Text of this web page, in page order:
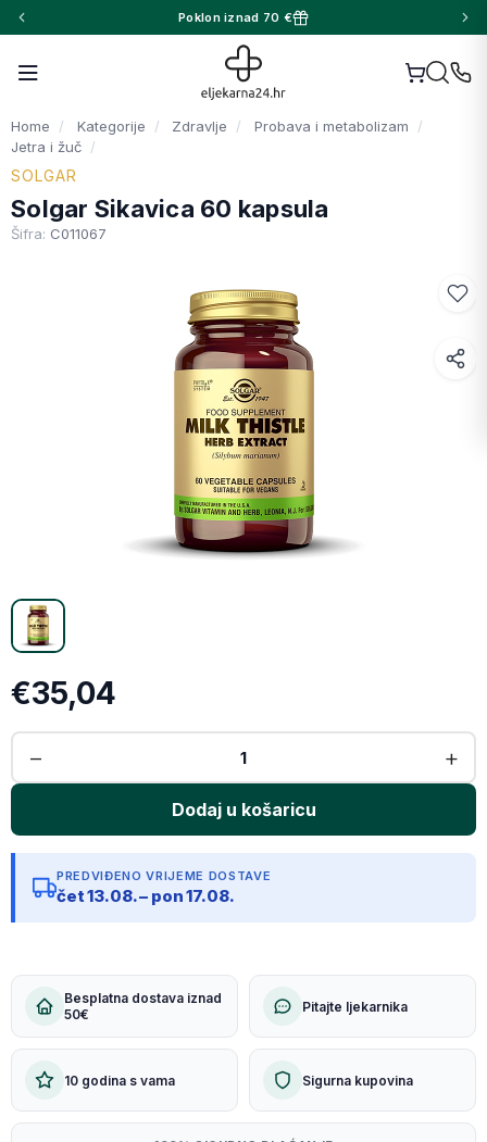
Poklon iznad 70 €
Home Kategorije Zdravlje
Probava i metabolizam
Jetra i žuč
SOLGAR
Solgar Sikavica 60 kapsula
Šifra: C011067
WhatsApp
X (Twitter)
Email
Kopiraj link
€35,04
PREDVIĐENO VRIJEME DOSTAVE
čet 13.08. – pon 17.08.
Besplatna dostava iznad
50€
Pitajte ljekarnika
10 godina s vama Sigurna kupovina